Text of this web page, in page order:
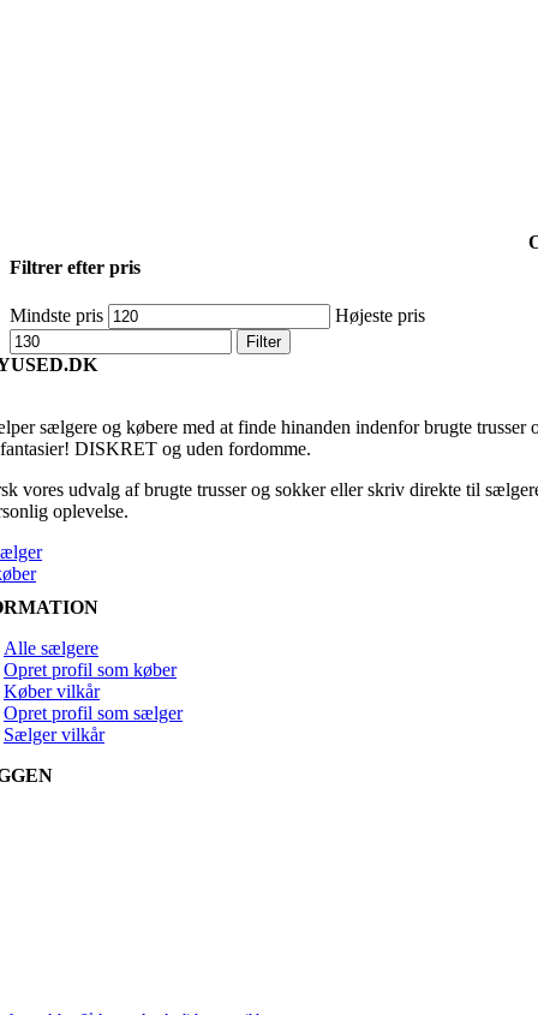
Filtrer efter pris
Mindste pris Højeste pris
Filter
sælgere og købere med at finde hinanden indenfor brugte trusser
DISKRET og uden fordomme.
vores udvalg af brugte trusser og sokker eller skriv direkte til
oplevelse.
Alle sælgere
Opret profil som køber
Køber vilkår
Opret profil som sælger
Sælger vilkår